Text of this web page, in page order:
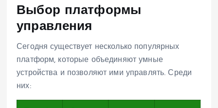
Выбор платформы
управления
Сегодня существует несколько популярных
платформ, которые объединяют умные
устройства и позволяют ими управлять. Среди
них: